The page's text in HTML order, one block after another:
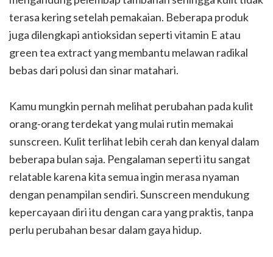
terasa kering setelah pemakaian. Beberapa produk
juga dilengkapi antioksidan seperti vitamin E atau
green tea extract yang membantu melawan radikal
bebas dari polusi dan sinar matahari.
Kamu mungkin pernah melihat perubahan pada kulit
orang-orang terdekat yang mulai rutin memakai
sunscreen. Kulit terlihat lebih cerah dan kenyal dalam
beberapa bulan saja. Pengalaman seperti itu sangat
relatable karena kita semua ingin merasa nyaman
dengan penampilan sendiri. Sunscreen mendukung
kepercayaan diri itu dengan cara yang praktis, tanpa
perlu perubahan besar dalam gaya hidup.